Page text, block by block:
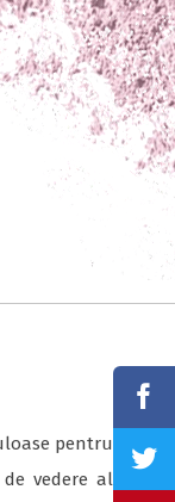
pentru
vedere al